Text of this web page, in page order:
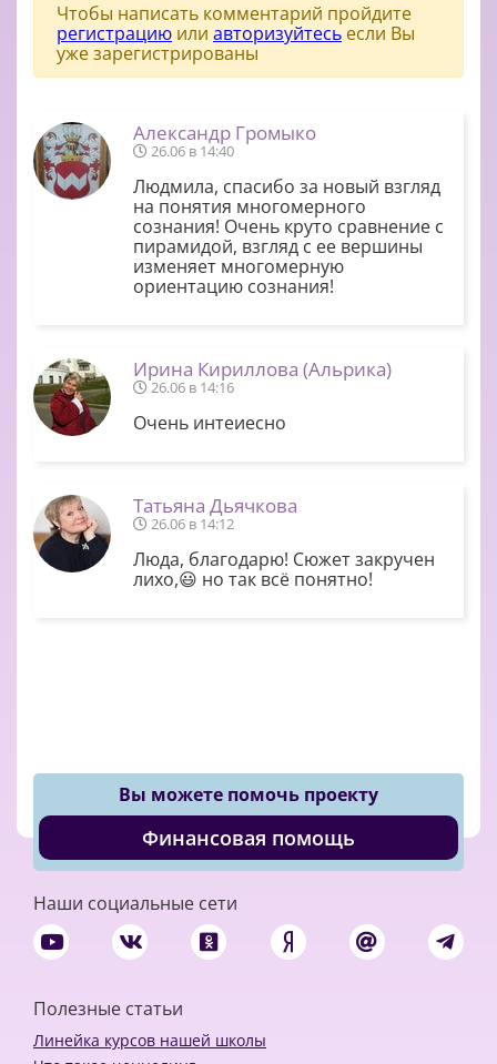
Чтобы написать комментарий пройдите
регистрацию или авторизуйтесь если Вы
уже зарегистрированы
Александр Громыко
26.06 в 14:40
Людмила, спасибо за новый взгляд
на понятия многомерного
сознания! Очень круто сравнение с
пирамидой, взгляд с ее вершины
изменяет многомерную
ориентацию сознания!
Ирина Кириллова (Альрика)
26.06 в 14:16
Очень интеиесно
Татьяна Дьячкова
26.06 в 14:12
Люда, благодарю! Сюжет закручен
лихо,😃 но так всё понятно!
Вы можете помочь проекту
Финансовая помощь
Наши социальные сети
Полезные статьи
Линейка курсов нашей школы